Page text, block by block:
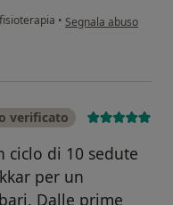
fisioterapia • secondo l'opinione
Segnala abuso
verificato
ciclo di 10 sedute
per un
Dalle prime